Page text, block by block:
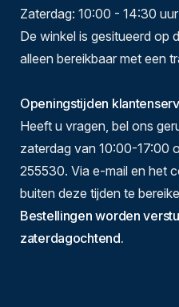
Zaterdag: 10:00 - 14:30 uur
De winkel is gesitueerd op
alleen bereikbaar met een
Openingstijden
Heeft u vragen, bel ons
zaterdag van 10:00-17:00
255530. Via e-mail en het
buiten deze tijden te
Bestellingen worden
zaterdagochtend.